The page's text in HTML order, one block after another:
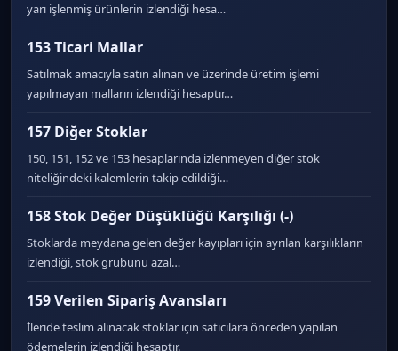
yarı işlenmiş ürünlerin izlendiği hesa…
153 Ticari Mallar
Satılmak amacıyla satın alınan ve üzerinde üretim işlemi
yapılmayan malların izlendiği hesaptır…
157 Diğer Stoklar
150, 151, 152 ve 153 hesaplarında izlenmeyen diğer stok
niteliğindeki kalemlerin takip edildiği…
158 Stok Değer Düşüklüğü Karşılığı (-)
Stoklarda meydana gelen değer kayıpları için ayrılan karşılıkların
izlendiği, stok grubunu azal…
159 Verilen Sipariş Avansları
İleride teslim alınacak stoklar için satıcılara önceden yapılan
ödemelerin izlendiği hesaptır.